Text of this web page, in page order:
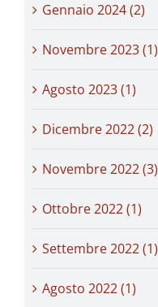
Gennaio 2024 (2)
Novembre 2023 (1)
Agosto 2023 (1)
Dicembre 2022 (2)
Novembre 2022 (3)
Ottobre 2022 (1)
Settembre 2022 (1)
Agosto 2022 (1)